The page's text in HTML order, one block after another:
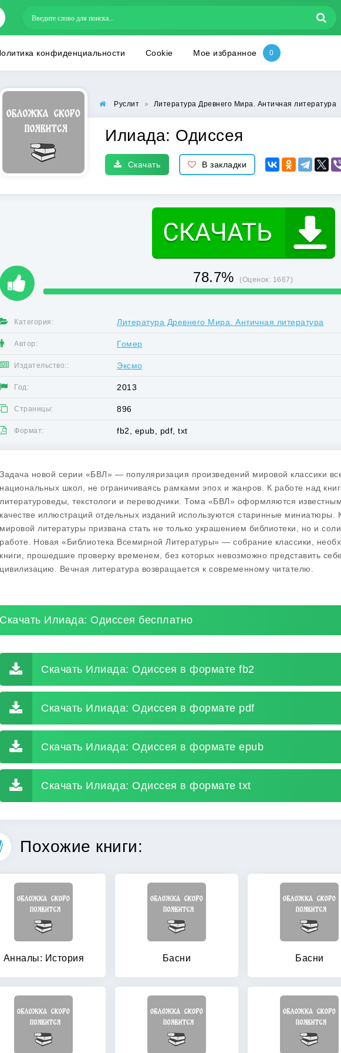
конфиденциальности Cookie Мое избранное
Руслит » Литература Древнего Мира. Античная литература
Илиада: Одиссея
Скачать В закладки
78.7% (Оценок: 1667)
Категория: Литература Древнего Мира. Античная литература
Автор: Гомер
Издательство:: Эксмо
Год: 2013
Страницы: 896
Формат: fb2, epub, pdf, txt
Задача новой серии «БВЛ» — популяризация произведений мировой классики
национальных школ, не ограничиваясь рамками эпох и жанров. К работе над
литературоведы, текстологи и переводчики. Тома «БВЛ» оформляются
качестве иллюстраций отдельных изданий используются старинные миниатюры.
мировой литературы призвана стать не только украшением библиотеки, но и
работе. Новая «Библиотека Всемирной Литературы» — собрание классики,
книги, прошедшие проверку временем, без которых невозможно представить
цивилизацию. Вечная литература возвращается к современному читателю.
Скачать Илиада: Одиссея бесплатно
Скачать Илиада: Одиссея в формате fb2
Скачать Илиада: Одиссея в формате pdf
Скачать Илиада: Одиссея в формате epub
Скачать Илиада: Одиссея в формате txt
Похожие книги:
Анналы: История Басни Басни